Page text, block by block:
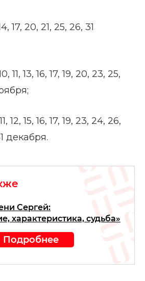
17, 20, 21, 25, 26, 31
11, 13, 16, 17, 19, 20, 23, 25,
12, 15, 16, 17, 19, 23, 24, 26,
декабря.
Сергей:
характеристика, судьба»
Подробнее